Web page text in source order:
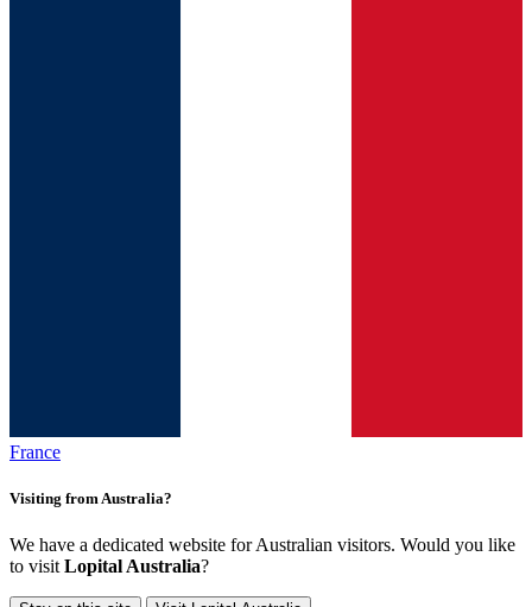
France
Visiting from Australia?
We have a dedicated website for Australian visitors. Would you like
to visit Lopital Australia?